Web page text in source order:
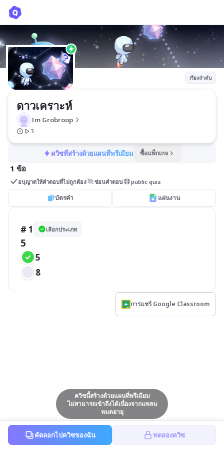
เรียงลำดับ
ดาวเคราะห์
Im Grobroop
3
ควิซที่สร้างด้วยแผนที่พรีเมียม ซื้อแพ็กเกจ
1 ข้อ
อนุญาตให้คำตอบที่ไม่ถูกต้อง ซ่อนคำตอบ public quiz
บัตรคำ แผ่นงาน
# 1 เลือกประเภท
5
5
8
การแชร์ Google Classroom
ควิซนี้สร้างด้วยแผนที่พรีเมียม
ไม่สามารถเข้าถึงได้เนื่องจากแพลน
หมดอายุ
คัดลอกไปควิซของฉัน ทดลองควิซ